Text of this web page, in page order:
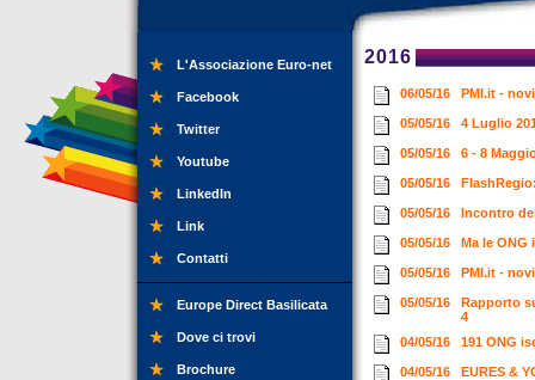
L'Associazione Euro-net
Facebook
Twitter
Youtube
LinkedIn
Link
Contatti
Europe Direct Basilicata
Dove ci trovi
Brochure
2016
06/05/16 PMI.it -
05/05/16 4 Luglio
05/05/16 6 - 8
05/05/16
05/05/16 Incontro
05/05/16 Ma le
05/05/16 PMI.it -
05/05/16
Rapporto
4
04/05/16
191 ONG
04/05/16 EURES &